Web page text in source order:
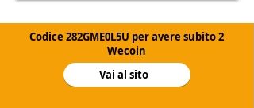
Codice 282GME0L5U per avere subito 2
Wecoin
Vai al sito